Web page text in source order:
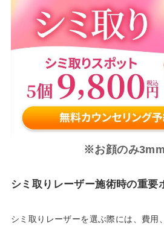
※お顔のみ
シミ取りレーザー施術時の重要
シミ取りレーザーを選ぶ際には、費用